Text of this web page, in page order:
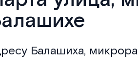
Балашиха,